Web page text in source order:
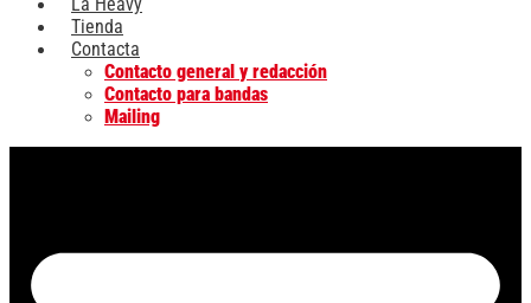
Tienda
Contacta
Contacto general y redacción
Contacto para bandas
Mailing